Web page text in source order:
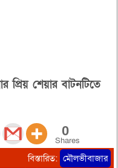
প্রিয় শেয়ার বাটনটিতে
0
Shares
বিস্তারিত: মৌলভীবাজার